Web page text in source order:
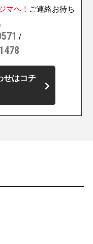
マヘ！ ご連絡お待ち
/
せはコチ